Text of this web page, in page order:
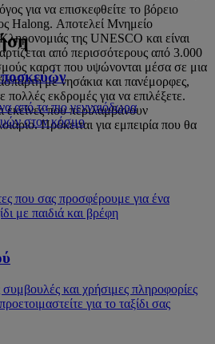
για να επισκεφθείτε το βόρειο
Halong. Αποτελεί Μνημείο
της UNESCO και είναι
από περισσότερους από 3.000
καρστ που υψώνονται μέσα σε μια
με νησάκια και πανέμορφες,
πολλές εκδρομές για να επιλέξετε.
εκείνες που περιλαμβάνουν
Πρόκειται για εμπειρία που θα
από τα πιο γενναιόδωρα
στον κόσμο
που σας προσφέρουμε για ένα
με παιδιά και βρέφη
συμβουλές και χρήσιμες πληροφορίες
για το ταξίδι σας